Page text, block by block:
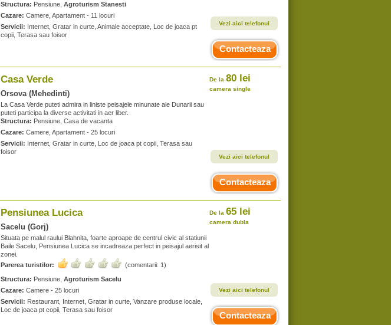
Structura: Pensiune, Agroturism Stanesti
Cazare: Camere, Apartament - 11 locuri
Servicii: Internet, Gratar in curte, Animale acceptate, Loc de joaca pt
copii, Terasa sau foisor
Vezi aici telefonul
Contacteaza
Casa Verde
Orsova (Mehedinti)
La Casa Verde puteti admira in liniste peisajele minunate ale Dunarii sau
puteti participa la diverse activitati in aer liber.
Structura: Pensiune, Casa de vacanta
Cazare: Camere, Apartament - 25 locuri
Servicii: Internet, Gratar in curte, Loc de joaca pt copii, Terasa sau
foisor
De la 80 lei
camera single
Vezi aici telefonul
Contacteaza
Pensiunea Lucica
Sacelu (Gorj)
Situata pe malul raului Blahnita, foarte aproape de centrul civic al statiunii
Baile Sacelu, Pensiunea Lucica se incadreaza perfect in peisajul aerisit al
zonei.
Parerea turistilor:
(comentarii: 1)
Structura: Pensiune, Agroturism Sacelu
Cazare: Camere - 25 locuri
Servicii: Restaurant, Internet, Gratar in curte, Vanzare produse locale,
Loc de joaca pt copii, Terasa sau foisor
De la 65 lei
camera dubla
Vezi aici telefonul
Contacteaza